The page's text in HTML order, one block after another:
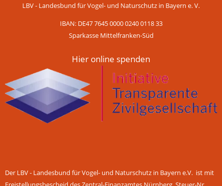
LBV - Landesbund für Vogel- und Naturschutz in Bayern e. V.
IBAN: DE47 7645 0000 0240 0118 33
Sparkasse Mittelfranken-Süd
Hier online spenden
Der LBV - Landesbund für Vogel- und Naturschutz in Bayern e.V. ist mit